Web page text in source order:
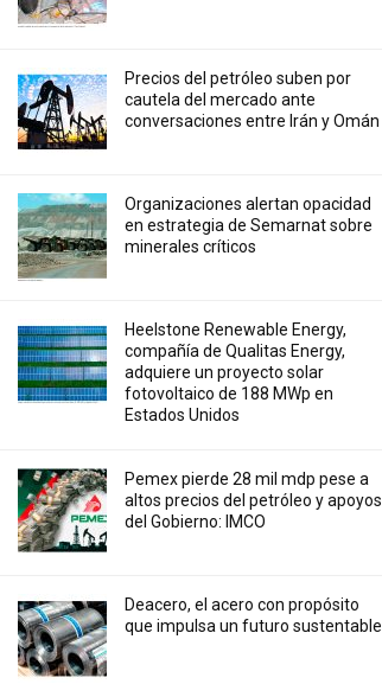
Precios ⁠del petróleo suben por
cautela del mercado ante
conversaciones entre Irán y Omán
Organizaciones alertan opacidad
en estrategia de Semarnat sobre
minerales críticos
Heelstone Renewable Energy,
compañía de Qualitas Energy,
adquiere un proyecto solar
fotovoltaico de 188 MWp en
Estados Unidos
Pemex pierde 28 mil mdp pese a
altos precios del petróleo y apoyos
del Gobierno: IMCO
Deacero, el acero con propósito
que impulsa un futuro sustentable